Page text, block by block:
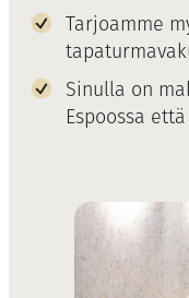
Tarjoamme
Sinulla on
Espoossa